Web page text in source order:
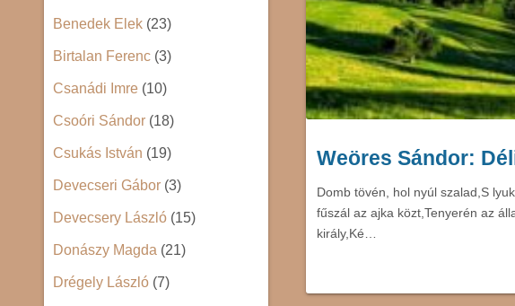
Weöres Sándor:
Domb tövén, hol nyúl szalad,S
fűszál az ajka közt,Tenyerén az
király,Ké…
Benedek Elek (23)
Birtalan Ferenc (3)
Csanádi Imre (10)
Csoóri Sándor (18)
Csukás István (19)
Devecseri Gábor (3)
Devecsery László (15)
Donászy Magda (21)
Drégely László (7)